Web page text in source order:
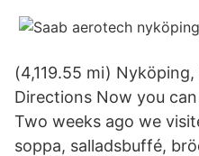
(4,119.55 mi) Nyköping,
Directions Now you
Two weeks ago we
soppa, salladsbuffé,